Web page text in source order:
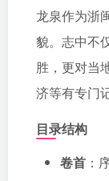
龙泉作为浙
貌。志中不
胜，更对当
济等有专门
目录结构
卷首 ：